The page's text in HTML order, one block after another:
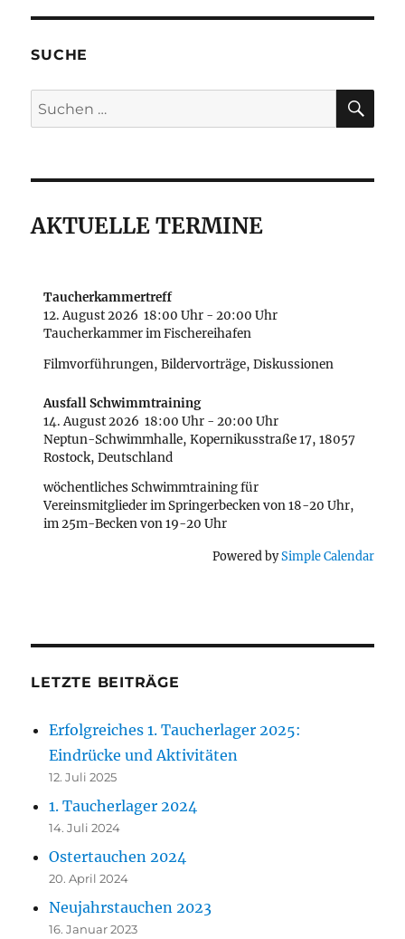
SUCHE
Suche
nach:
AKTUELLE TERMINE
Taucherkammertreff
12. August 2026 18:00 Uhr -20:00 Uhr
Taucherkammer im Fischereihafen
Filmvorführungen, Bildervorträge, Diskussionen
Ausfall Schwimmtraining
14. August 2026 18:00 Uhr -20:00 Uhr
Neptun-Schwimmhalle, Kopernikusstraße 17, 18057
Rostock, Deutschland
wöchentliches Schwimmtraining für
Vereinsmitglieder im Springerbecken von 18-20 Uhr,
im 25m-Becken von 19-20 Uhr
Powered bySimple Calendar
LETZTE BEITRÄGE
Erfolgreiches 1. Taucherlager 2025:
Eindrücke und Aktivitäten
12. Juli 2025
1. Taucherlager 2024
14. Juli 2024
Ostertauchen 2024
20. April 2024
Neujahrstauchen 2023
16. Januar 2023